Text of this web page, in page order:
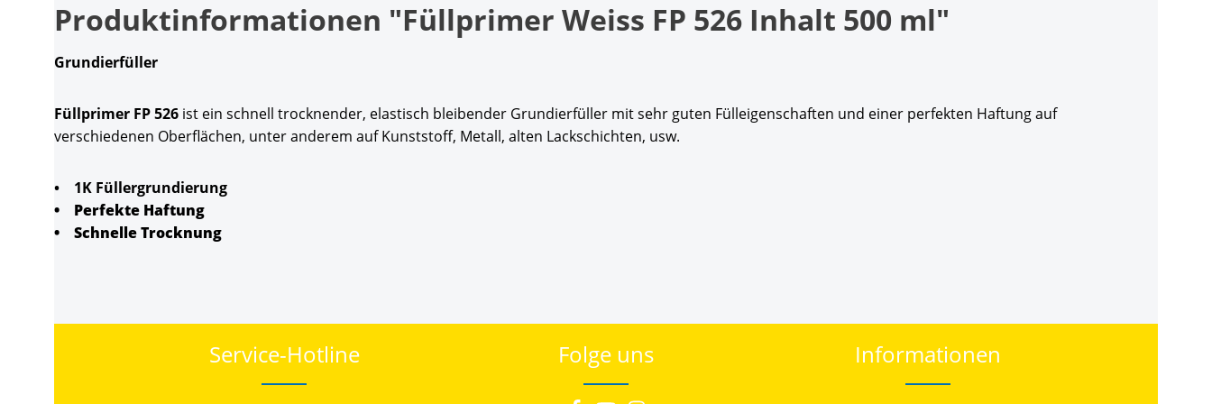
Produktinformationen "Füllprimer Weiss FP 526 Inhalt 500 ml"
Grundierfüller
Füllprimer FP 526 ist ein schnell trocknender, elastisch bleibender Grundierfüller mit sehr guten Fülleigenschaften und einer perfekten Haftung auf
verschiedenen Oberflächen, unter anderem auf Kunststoff, Metall, alten Lackschichten, usw.
• 1K Füllergrundierung
• Perfekte Haftung
• Schnelle Trocknung
Service-Hotline Folge uns Informationen